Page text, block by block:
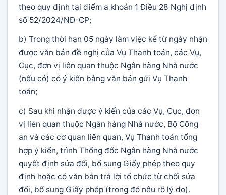
theo quy định tại điểm a khoản 1 Điều 28 Nghị định
số 52/2024/NĐ-CP;
b) Trong thời hạn 05 ngày làm việc kể từ ngày nhận
được văn bản đề nghị của Vụ Thanh toán, các Vụ,
Cục, đơn vị liên quan thuộc Ngân hàng Nhà nước
(nếu có) có ý kiến bằng văn bản gửi Vụ Thanh
toán;
c) Sau khi nhận được ý kiến của các Vụ, Cục, đơn
vị liên quan thuộc Ngân hàng Nhà nước, Bộ Công
an và các cơ quan liên quan, Vụ Thanh toán tổng
hợp ý kiến, trình Thống đốc Ngân hàng Nhà nước
quyết định sửa đổi, bổ sung Giấy phép theo quy
định hoặc có văn bản trả lời tổ chức từ chối sửa
đổi, bổ sung Giấy phép (trong đó nêu rõ lý do).